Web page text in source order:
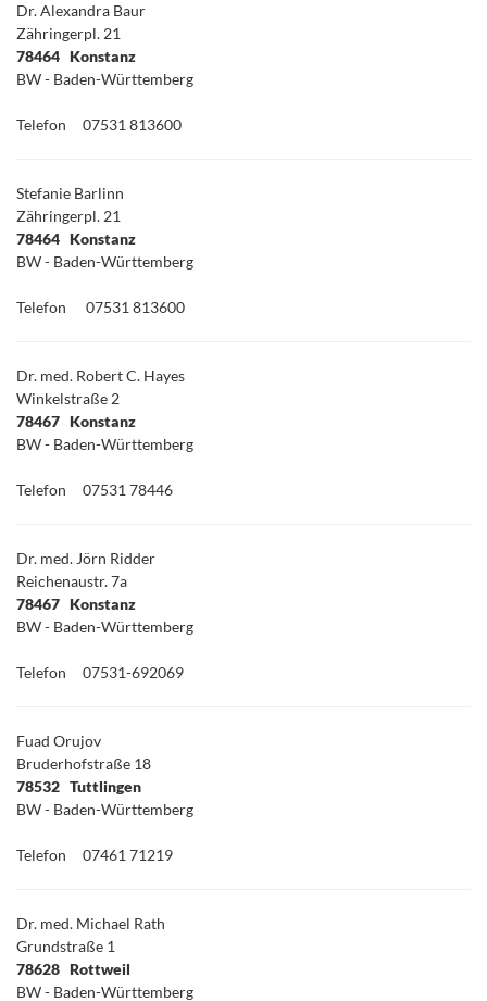
Dr. Alexandra Baur
Zähringerpl. 21
78464 Konstanz
BW - Baden-Württemberg
Telefon 07531 813600
Stefanie Barlinn
Zähringerpl. 21
78464 Konstanz
BW - Baden-Württemberg
Telefon 07531 813600
Dr. med. Robert C. Hayes
Winkelstraße 2
78467 Konstanz
BW - Baden-Württemberg
Telefon 07531 78446
Dr. med. Jörn Ridder
Reichenaustr. 7a
78467 Konstanz
BW - Baden-Württemberg
Telefon 07531-692069
Fuad Orujov
Bruderhofstraße 18
78532 Tuttlingen
BW - Baden-Württemberg
Telefon 07461 71219
Dr. med. Michael Rath
Grundstraße 1
78628 Rottweil
BW - Baden-Württemberg